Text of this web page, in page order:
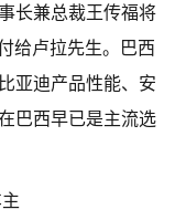
长兼总裁王传福将
给卢拉先生。巴西
亚迪产品性能、安
巴西早已是主流选